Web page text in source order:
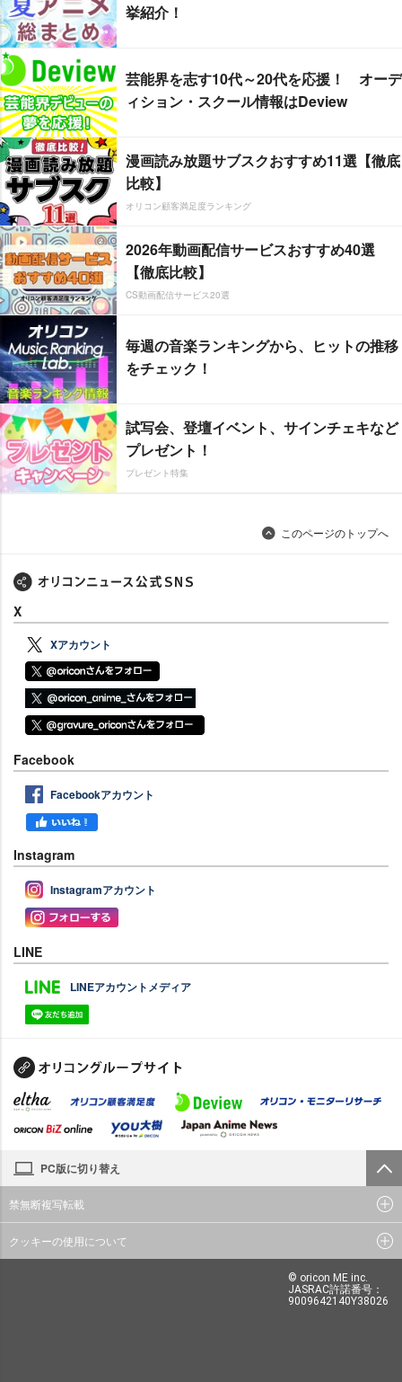
挙紹介！
芸能界を志す10代～20代を応援！ オーデ
ィション・スクール情報はDeview
漫画読み放題サブスクおすすめ11選【徹底
比較】
オリコン顧客満足度ランキング
2026年動画配信サービスおすすめ40選
【徹底比較】
CS動画配信サービス20選
毎週の音楽ランキングから、ヒットの推移
をチェック！
試写会、登壇イベント、サインチェキなど
プレゼント！
プレゼント特集
このページのトップへ
X
Xアカウント
Facebook
Facebookアカウント
Instagram
Instagramアカウント
LINE
LINEアカウントメディア
PC版に切り替え
禁無断複写転載
クッキーの使用について
© oricon ME inc.
JASRAC許諾番号：
9009642140Y38026